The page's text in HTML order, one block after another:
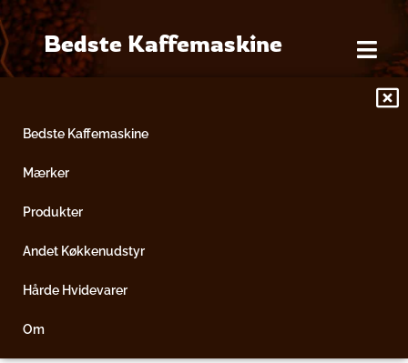
til
indholdetBedste Kaffemaskine
Bedste Kaffemaskine
Mærker
Produkter
Andet Køkkenudstyr
Hårde Hvidevarer
Om